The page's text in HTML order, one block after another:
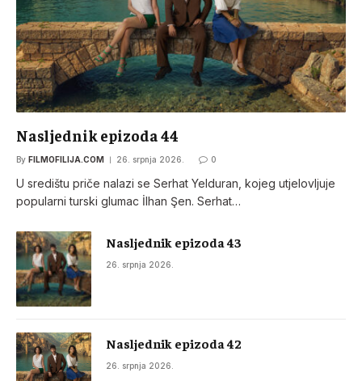
Nasljednik epizoda 44
By FILMOFILIJA.COM 26. srpnja 2026. 0
U središtu priče nalazi se Serhat Yelduran, kojeg utjelovljuje
popularni turski glumac İlhan Şen. Serhat…
Nasljednik epizoda 43
26. srpnja 2026.
Nasljednik epizoda 42
26. srpnja 2026.